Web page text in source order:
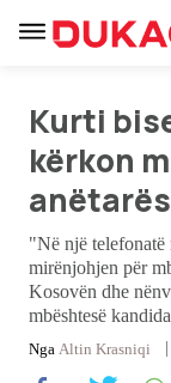
Lajme
Sport
Pikëpamje
Kurti
kërkon
"Në një telefonatë
mirënjohjen për
Kosovën dhe
mbështesë
Nga Altin Krasniqi